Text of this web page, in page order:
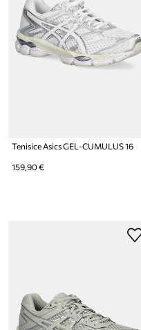
Tenisice Asics GEL-CUMULUS 16
159,90 €